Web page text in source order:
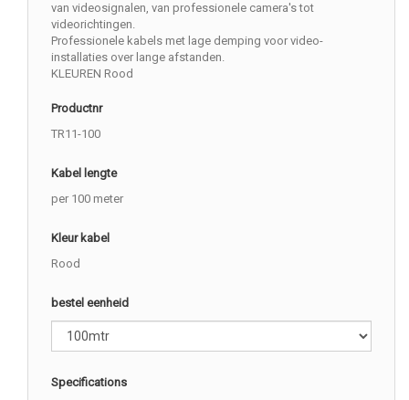
van videosignalen, van professionele camera's tot
videorichtingen.
Professionele kabels met lage demping voor video-
installaties over lange afstanden.
KLEUREN Rood
Productnr
TR11-100
Kabel lengte
per 100 meter
Kleur kabel
Rood
bestel eenheid
Specifications